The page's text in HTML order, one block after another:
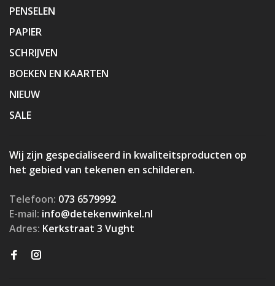
PENSELEN
PAPIER
SCHRIJVEN
BOEKEN EN KAARTEN
NIEUW
SALE
Wij zijn gespecialiseerd in kwaliteitsproducten op
het gebied van tekenen en schilderen.
Telefoon: 073 6579992
E-mail: info@detekenwinkel.nl
Adres: Kerkstraat 3 Vught